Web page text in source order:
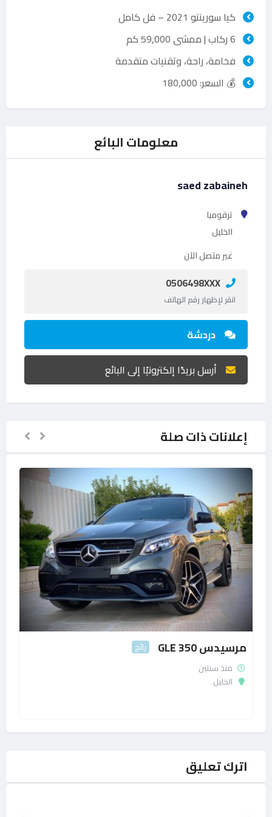
كيا سورينتو 2021 – فل كامل
6 ركاب | ممشى 59,000 كم
فخامة، راحة، وتقنيات متقدمة
💰 السعر: 180,000
معلومات البائع
saed zabaineh
ترقوميا
الخليل
غير متصل الآن
0506498XXX
انقر لإظهار رقم الهاتف
دردشة
أرسل بريدًا إلكترونيًا إلى البائع
إعلانات ذات صلة
مرسيدس GLE 350
رائج
منذ سنتين
الخليل
اترك تعليق